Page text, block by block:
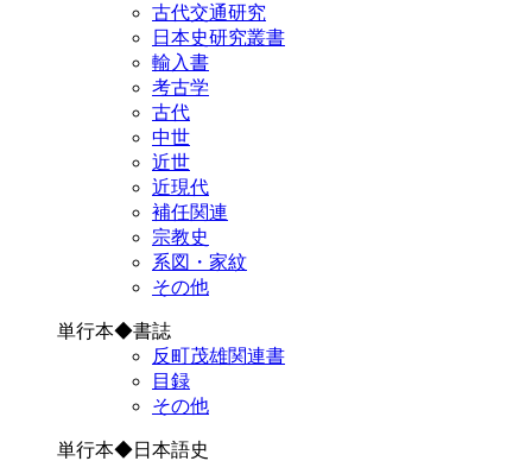
古代交通研究
日本史研究叢書
輸入書
考古学
古代
中世
近世
近現代
補任関連
宗教史
系図・家紋
その他
単行本◆書誌
反町茂雄関連書
目録
その他
単行本◆日本語史